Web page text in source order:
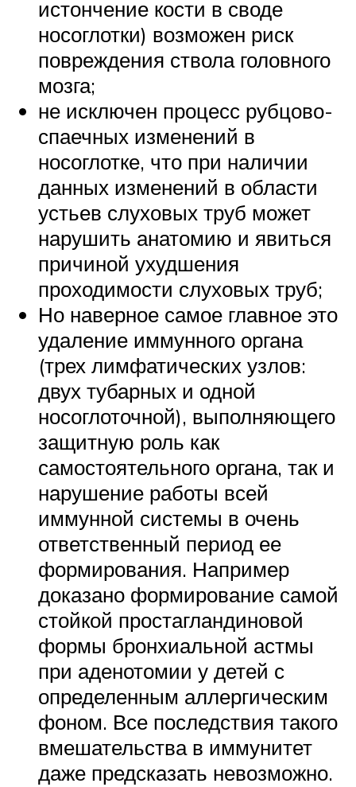
истончение кости в своде
носоглотки) возможен риск
повреждения ствола головного
мозга;
не исключен процесс рубцово-
спаечных изменений в
носоглотке, что при наличии
данных изменений в области
устьев слуховых труб может
нарушить анатомию и явиться
причиной ухудшения
проходимости слуховых труб;
Но наверное самое главное это
удаление иммунного органа
(трех лимфатических узлов:
двух тубарных и одной
носоглоточной), выполняющего
защитную роль как
самостоятельного органа, так и
нарушение работы всей
иммунной системы в очень
ответственный период ее
формирования. Например
доказано формирование самой
стойкой простагландиновой
формы бронхиальной астмы
при аденотомии у детей с
определенным аллергическим
фоном. Все последствия такого
вмешательства в иммунитет
даже предсказать невозможно.